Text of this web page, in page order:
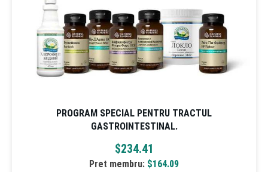
PROGRAM SPECIAL PENTRU TRACTUL
GASTROINTESTINAL.
$234.41
Pret membru: $164.09